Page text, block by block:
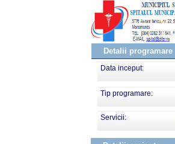
Detalii programare
Data inceput:
Tip programare:
Servicii: